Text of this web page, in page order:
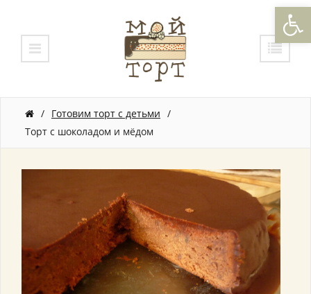
/ Готовим торт с детьми /
Торт с шоколадом и мёдом